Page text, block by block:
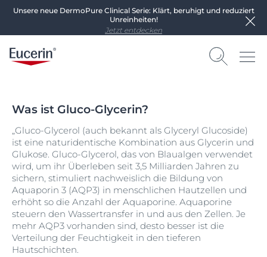
Unsere neue DermoPure Clinical Serie: Klärt, beruhigt und reduziert
Unreinheiten!
Jetzt entdecken
Was ist Gluco-Glycerin?
„Gluco-Glycerol (auch bekannt als Glyceryl Glucoside)
ist eine naturidentische Kombination aus Glycerin und
Glukose. Gluco-Glycerol, das von Blaualgen verwendet
wird, um ihr Überleben seit 3,5 Milliarden Jahren zu
sichern, stimuliert nachweislich die Bildung von
Aquaporin 3 (AQP3) in menschlichen Hautzellen und
erhöht so die Anzahl der Aquaporine. Aquaporine
steuern den Wassertransfer in und aus den Zellen. Je
mehr AQP3 vorhanden sind, desto besser ist die
Verteilung der Feuchtigkeit in den tieferen
Hautschichten.